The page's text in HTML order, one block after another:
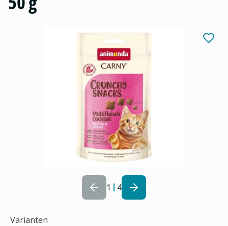
1 4
Varianten